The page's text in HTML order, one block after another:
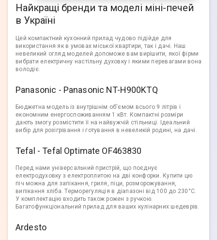
Найкращі бренди та моделі міні-печей
в Україні
Цей компактний кухонний прилад чудово підійде для
використання як в умовах міської квартири, так і дачі. Наш
невеликий огляд моделей допоможе вам вирішити, якої фірми
вибрати електричну настільну духовку і якими перевагами вона
володіє.
Panasonic - Panasonic NT-H900KTQ
Бюджетна модель із внутрішнім об'ємом всього 9 літрів і
економним енергоспоживанням 1 кВт. Компактні розміри
дають змогу розмістити її на найвужчій стільниці. Ідеальний
вибір для розігрівання і готування в невеликій родині, на дачі.
Tefal - Tefal Optimate OF463830
Перед нами універсальний пристрій, що поєднує
електродуховку з електроплитою на дві конфорки. Купити цю
піч можна для запікання, гриля, піци, розморожування,
випікання хліба. Терморегуляція в діапазоні від 100 до 230°C.
У комплектацію входить також рожен з ручкою.
Багатофункціональний прилад для ваших кулінарних шедеврів.
Ardesto